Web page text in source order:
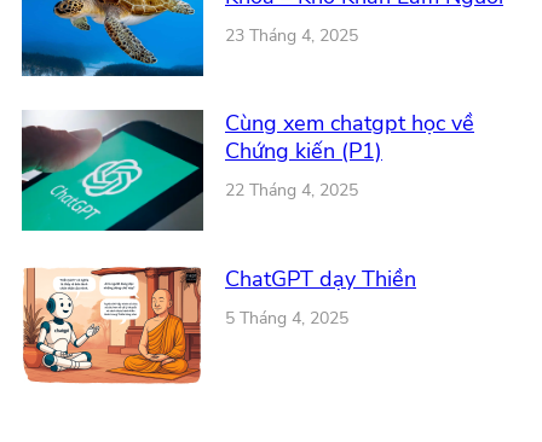
23 Tháng 4, 2025
Cùng xem chatgpt học về
Chứng kiến (P1)
22 Tháng 4, 2025
ChatGPT dạy Thiền
5 Tháng 4, 2025